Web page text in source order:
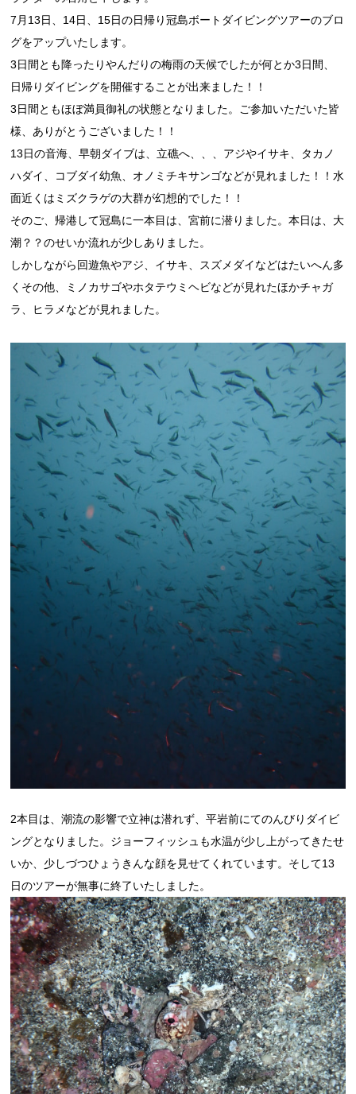
7月13日、14日、15日の日帰り冠島ボートダイビングツアーのブロ
グをアップいたします。
3日間とも降ったりやんだりの梅雨の天候でしたが何とか3日間、
日帰りダイビングを開催することが出来ました！！
3日間ともほぼ満員御礼の状態となりました。ご参加いただいた皆
様、ありがとうございました！！
13日の音海、早朝ダイブは、立礁へ、、、アジやイサキ、タカノ
ハダイ、コブダイ幼魚、オノミチキサンゴなどが見れました！！水
面近くはミズクラゲの大群が幻想的でした！！
そのご、帰港して冠島に一本目は、宮前に潜りました。本日は、大
潮？？のせいか流れが少しありました。
しかしながら回遊魚やアジ、イサキ、スズメダイなどはたいへん多
くその他、ミノカサゴやホタテウミヘビなどが見れたほかチャガ
ラ、ヒラメなどが見れました。
2本目は、潮流の影響で立神は潜れず、平岩前にてのんびりダイビ
ングとなりました。ジョーフィッシュも水温が少し上がってきたせ
いか、少しづつひょうきんな顔を見せてくれています。そして13
日のツアーが無事に終了いたしました。